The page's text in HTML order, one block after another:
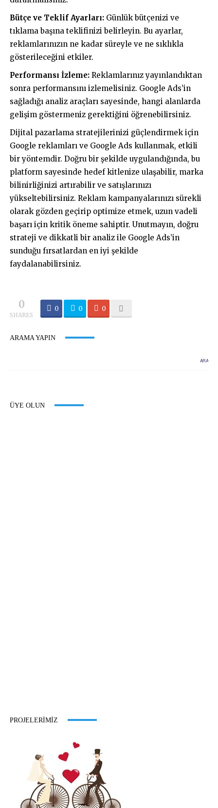
Bütçe ve Teklif Ayarları: Günlük bütçenizi ve
tıklama başına teklifinizi belirleyin. Bu ayarlar,
reklamlarınızın ne kadar süreyle ve ne sıklıkla
gösterileceğini etkiler.
Performansı İzleme: Reklamlarınız yayınlandıktan
sonra performansını izlemelisiniz. Google Ads’in
sağladığı analiz araçları sayesinde, hangi alanlarda
gelişim göstermeniz gerektiğini öğrenebilirsiniz.
Dijital pazarlama stratejilerinizi güçlendirmek için
Google reklamları ve Google Ads kullanmak, etkili
bir yöntemdir. Doğru bir şekilde uygulandığında, bu
platform sayesinde hedef kitlenize ulaşabilir, marka
bilinirliğinizi artırabilir ve satışlarınızı
yükseltebilirsiniz. Reklam kampanyalarınızı sürekli
olarak gözden geçirip optimize etmek, uzun vadeli
başarı için kritik öneme sahiptir. Unutmayın, doğru
strateji ve dikkatli bir analiz ile Google Ads’in
sunduğu fırsatlardan en iyi şekilde
faydalanabilirsiniz.
0
SHARES
0 0 0
ARAMA YAPIN
ÜYE OLUN
PROJELERIMIZ